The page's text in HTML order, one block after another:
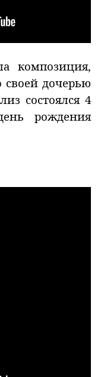
композиция,
своей дочерью
состоялся 4
рождения